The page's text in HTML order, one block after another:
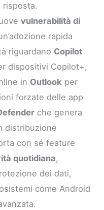
risposta.
vulnerabilità di
rapida
riguardano Copilot
dispositivi Copilot+,
in Outlook per
forzate delle app
che genera
distribuzione
con sé feature
quotidiana,
dei dati,
come Android